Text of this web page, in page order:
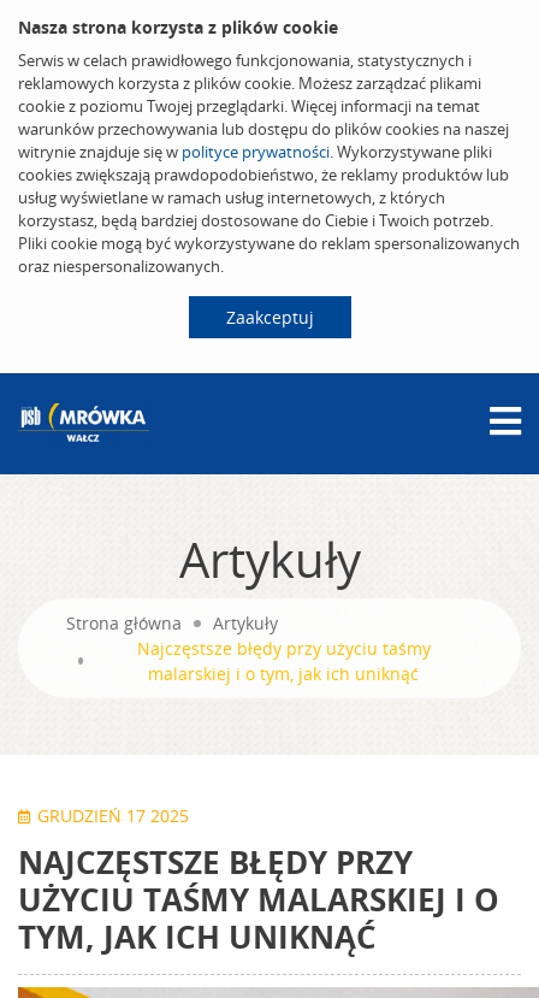
Nasza strona korzysta z plików cookie
Serwis w celach prawidłowego funkcjonowania, statystycznych i
reklamowych korzysta z plików cookie. Możesz zarządzać plikami
cookie z poziomu Twojej przeglądarki. Więcej informacji na temat
warunków przechowywania lub dostępu do plików cookies na naszej
witrynie znajduje się w polityce prywatności. Wykorzystywane pliki
cookies zwiększają prawdopodobieństwo, że reklamy produktów lub
usług wyświetlane w ramach usług internetowych, z których
korzystasz, będą bardziej dostosowane do Ciebie i Twoich potrzeb.
Pliki cookie mogą być wykorzystywane do reklam spersonalizowanych
oraz niespersonalizowanych.
Zaakceptuj
Artykuły
Strona główna
Artykuły
Najczęstsze błędy przy użyciu taśmy
malarskiej i o tym, jak ich uniknąć
GRUDZIEŃ 17 2025
NAJCZĘSTSZE BŁĘDY PRZY
UŻYCIU TAŚMY MALARSKIEJ I O
TYM, JAK ICH UNIKNĄĆ